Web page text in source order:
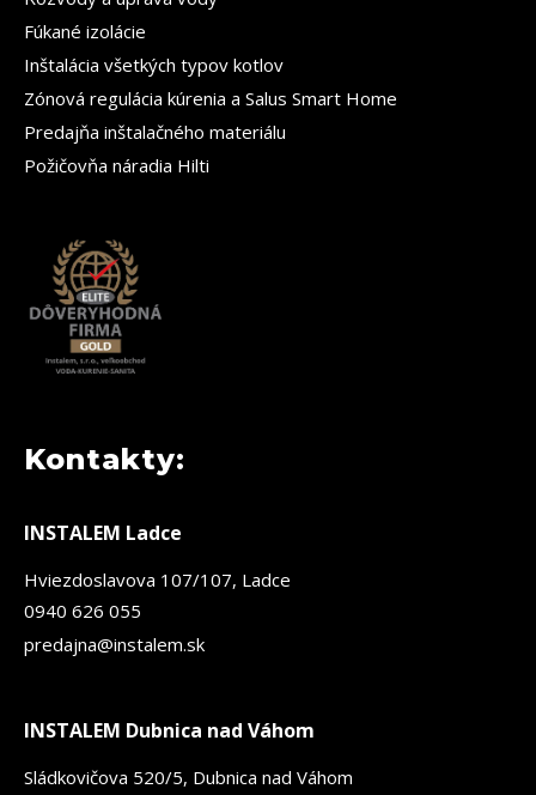
Fúkané izolácie
Inštalácia všetkých typov kotlov
Zónová regulácia kúrenia a Salus Smart Home
Predajňa inštalačného materiálu
Požičovňa náradia Hilti
Kontakty:
INSTALEM Ladce
Hviezdoslavova 107/107, Ladce
0940 626 055
predajna@instalem.sk
INSTALEM Dubnica nad Váhom
Sládkovičova 520/5, Dubnica nad Váhom